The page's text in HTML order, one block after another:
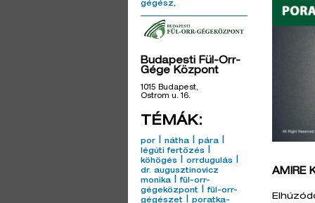
gégész
Budapesti Fül-Orr-
Gége Központ
1015 Budapest,
Ostrom u. 16.
TÉMÁK:
por | nátha | pára |
légúti fertőzés |
köhögés | orrdugulás |
dr. augusztinovicz
monika | fül-orr-
gégeközpont | fül-orr-
gégészet |
poratka-
AMIRE